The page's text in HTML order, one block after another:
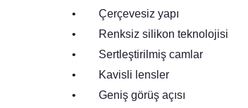
• Çerçevesiz yapı
• Renksiz silikon teknolojisi
• Sertleştirilmiş camlar
• Kavisli lensler
• Geniş görüş açısı